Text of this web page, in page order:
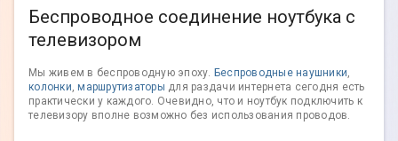
Беспроводное соединение ноутбука с
телевизором
Мы живем в беспроводную эпоху. Беспроводные наушники,
колонки,маршрутизаторы для раздачи интернета сегодня есть
практически у каждого. Очевидно, что и ноутбук подключить к
телевизору вполне возможно без использования проводов.